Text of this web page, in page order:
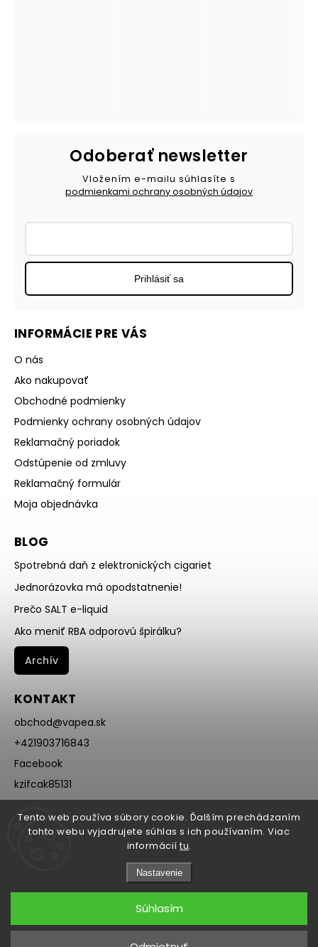
Tento web používa súbory cookie. Ďalším prechádzaním
tohto webu vyjadrujete súhlas s ich používaním. Viac
informácií tu.
Nastavenie
Súhlasím
INFORMÁCIE PRE VÁS
O nás
Ako nakupovať
Obchodné podmienky
Podmienky ochrany osobných údajov
Reklamačný poriadok
Odstúpenie od zmluvy
Reklamačný formulár
Moja objednávka
BLOG
Spotrebná daň z elektronických cigariet
Jednorázovka má opodstatnenie!
Prečo SALT e-liquid
Ako meniť RBA odporovú špirálku?
Archív
KONTAKT
obchod@vapea.sk
+421903716843
Facebook
kzifcak85131
@vapea.slovensko
Odoberať newsletter
Vložením e-mailu súhlasíte s
podmienkami ochrany osobných údajov
Prihlásiť sa
Copyright 2026VAPEA.sk. Všetky práva vyhradené.